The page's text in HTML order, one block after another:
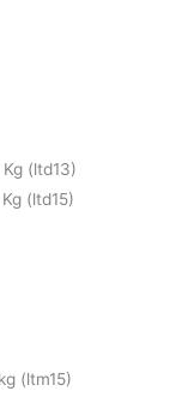
(ltd13)
(ltd15)
(ltm15)